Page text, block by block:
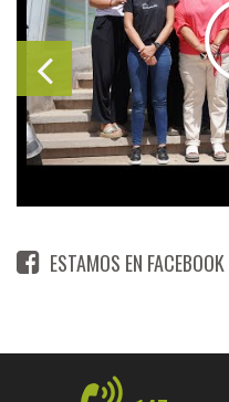
ESTAMOS EN FACEBOOK